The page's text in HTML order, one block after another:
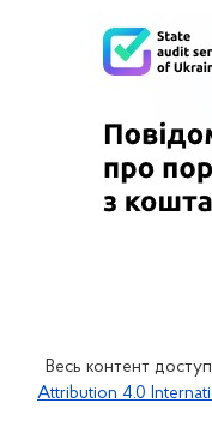
Весь контент
Attribution 4.0